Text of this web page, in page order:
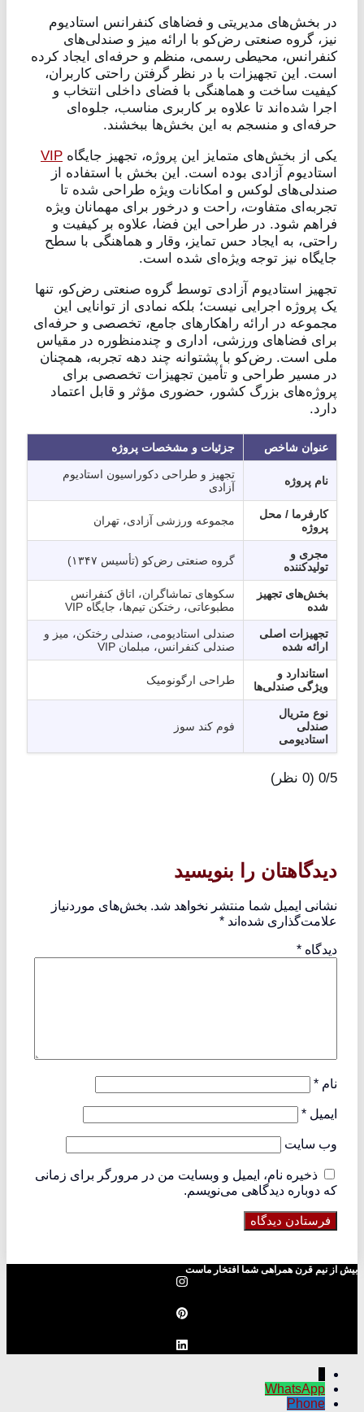
در بخش‌های مدیریتی و فضاهای کنفرانس استادیوم
نیز، گروه صنعتی رض‌کو با ارائه میز و صندلی‌های
کنفرانس، محیطی رسمی، منظم و حرفه‌ای ایجاد کرده
است. این تجهیزات با در نظر گرفتن راحتی کاربران،
کیفیت ساخت و هماهنگی با فضای داخلی انتخاب و
اجرا شده‌اند تا علاوه بر کاربری مناسب، جلوه‌ای
حرفه‌ای و منسجم به این بخش‌ها ببخشند.
یکی از بخش‌های متمایز این پروژه، تجهیز جایگاه VIP
استادیوم آزادی بوده است. این بخش با استفاده از
صندلی‌های لوکس و امکانات ویژه طراحی شده تا
تجربه‌ای متفاوت، راحت و درخور برای مهمانان ویژه
فراهم شود. در طراحی این فضا، علاوه بر کیفیت و
راحتی، به ایجاد حس تمایز، وقار و هماهنگی با سطح
جایگاه نیز توجه ویژه‌ای شده است.
تجهیز استادیوم آزادی توسط گروه صنعتی رض‌کو، تنها
یک پروژه اجرایی نیست؛ بلکه نمادی از توانایی این
مجموعه در ارائه راهکارهای جامع، تخصصی و حرفه‌ای
برای فضاهای ورزشی، اداری و چندمنظوره در مقیاس
ملی است. رض‌کو با پشتوانه چند دهه تجربه، همچنان
در مسیر طراحی و تأمین تجهیزات تخصصی برای
پروژه‌های بزرگ کشور، حضوری مؤثر و قابل اعتماد
دارد.
عنوان شاخص جزئیات و مشخصات پروژه
نام پروژه
تجهیز و طراحی دکوراسیون استادیوم
آزادی
کارفرما / محل
پروژه
مجموعه ورزشی آزادی، تهران
مجری و
تولیدکننده
گروه صنعتی رض‌کو (تأسیس ۱۳۴۷)
بخش‌های تجهیز
شده
سکوهای تماشاگران، اتاق کنفرانس
مطبوعاتی، رختکن تیم‌ها، جایگاه VIP
تجهیزات اصلی
ارائه شده
صندلی استادیومی، صندلی رختکن، میز و
صندلی کنفرانس، مبلمان VIP
استاندارد و
ویژگی صندلی‌ها
طراحی ارگونومیک
نوع متریال
صندلی
استادیومی
فوم کند سوز
0/5 (0 نظر)
دیدگاهتان را بنویسید
نشانی ایمیل شما منتشر نخواهد شد. بخش‌های موردنیاز
علامت‌گذاری شده‌اند *
دیدگاه *
نام *
ایمیل *
وب‌ سایت
ذخیره نام، ایمیل و وبسایت من در مرورگر برای زمانی
که دوباره دیدگاهی می‌نویسم.
بیش از نیم قرن همراهی شما افتخار ماست
↓
WhatsApp
Phone